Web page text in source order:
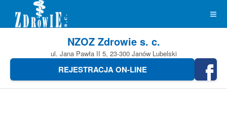
NZOZ Zdrowie s. c.
ul. Jana Pawła II 5, 23-300 Janów Lubelski
REJESTRACJA ON-LINE